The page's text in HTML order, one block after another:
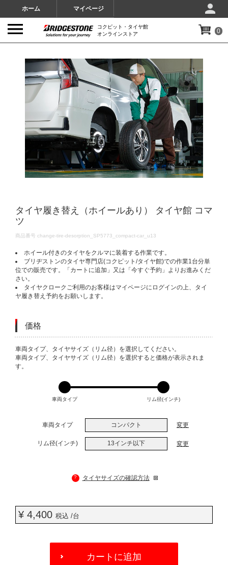
ホーム マイページ
コクピット・タイヤ館
オンラインストア
0
タイヤ履き替え（ホイールあり） タイヤ館 コマ
ツ
DETAILS
商品番号 change-tire-desorption_SP5773_compact-car_u13
ホイール付きのタイヤをクルマに装着する作業です。
ブリヂストンのタイヤ専門店(コクピット/タイヤ館)での作業1台分単
位での販売です。「カートに追加」又は「今すぐ予約」よりお進みくだ
さい。
タイヤクロークご利用のお客様はマイページにログインの上、タイ
ヤ履き替え予約をお願いします。
価格
VARIATIONS
車両タイプ、タイヤサイズ（リム径）を選択してください。
車両タイプ、タイヤサイズ（リム径）を選択すると価格が表示されま
す。
車両タイプ リム径(インチ)
車両タイプ コンパクト 変更
リム径(インチ) 13インチ以下 変更
? タイヤサイズの確認方法
¥ 4,400 税込 /台
カートに追加